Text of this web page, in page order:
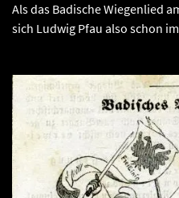
Als das Badische Wiegenlied
sich Ludwig Pfau also schon